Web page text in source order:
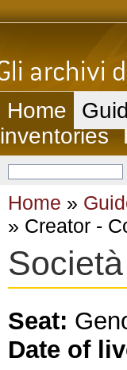
Home
inventories
Home »
» Creator -
Seat:
Date of